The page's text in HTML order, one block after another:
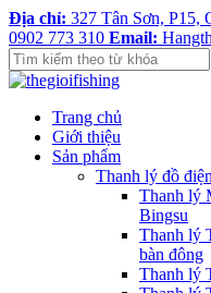
Địa chỉ: 327 Tân Sơn, P15,
0902 773 310 Email:
Trang chủ
Giới thiệu
Sản phẩm
Thanh lý đồ
Thanh lý
Bingsu
Thanh lý
bàn đông
Thanh lý